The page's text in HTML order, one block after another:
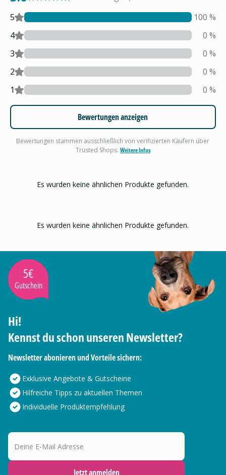
5
100 %
4
0 %
3
0 %
2
0 %
1
0 %
Bewertungen anzeigen
Bewertungen stammen ausschließlich von verifizierten Käufern über
Trusted Shops. Weitere Infos
Es wurden keine ähnlichen Produkte gefunden.
Es wurden keine ähnlichen Produkte gefunden.
5€
Gutschein
Hi!
Kennst du schon unseren Newsletter?
Newsletter abonieren und Vorteile sichern:
Exklusive Angebote & Gutscheine
Hilfreiche Tipps zu aktuellen Themen
Individuelle Produktempfehlung
Deine E-Mail Adresse
Jetzt anmelden